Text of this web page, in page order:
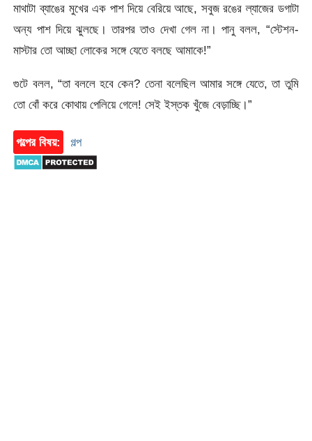
মাথাটা ব্যাঙের মুখের এক পাশ দিয়ে বেরিয়ে আছে, সবুজ রঙের ল্যাজের ডগাটা
অন্য পাশ দিয়ে ঝুলছে। তারপর তাও দেখা গেল না। পানু বলল, “স্টেশন-
মাস্টার তো আচ্ছা লোকের সঙ্গে যেতে বলছে আমাকে!”
গুটে বলল, “তা বললে হবে কেন? তেনা বলেছিল আমার সঙ্গে যেতে, তা তুমি
তো বোঁ করে কোথায় পেলিয়ে গেলে! সেই ইস্তক খুঁজে বেড়াচ্ছি।”
গল্পের বিষয়: গল্প